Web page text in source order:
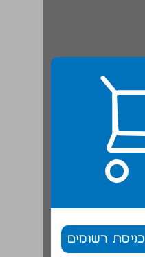
כניסת רשומים